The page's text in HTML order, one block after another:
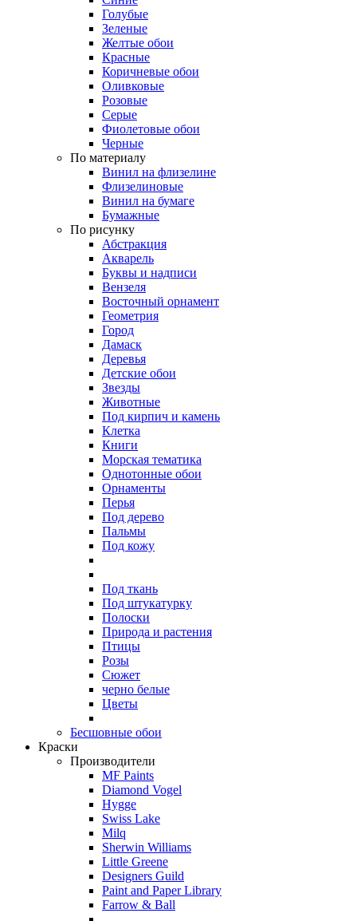
Голубые
Зеленые
Желтые обои
Красные
Коричневые обои
Оливковые
Розовые
Серые
Фиолетовые обои
Черные
По материалу
Винил на флизелине
Флизелиновые
Винил на бумаге
Бумажные
По рисунку
Абстракция
Акварель
Буквы и надписи
Вензеля
Восточный орнамент
Геометрия
Город
Дамаск
Деревья
Детские обои
Звезды
Животные
Под кирпич и камень
Клетка
Книги
Морская тематика
Однотонные обои
Орнаменты
Перья
Под дерево
Пальмы
Под кожу
Под ткань
Под штукатурку
Полоски
Природа и растения
Птицы
Розы
Сюжет
черно белые
Цветы
Бесшовные обои
Краски
Производители
MF Paints
Diamond Vogel
Hygge
Swiss Lake
Milq
Sherwin Williams
Little Greene
Designers Guild
Paint and Paper Library
Farrow & Ball